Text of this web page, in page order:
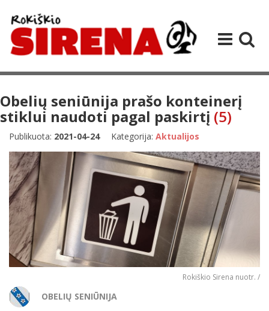
Obelių seniūnija prašo konteinerį
stiklui naudoti pagal paskirtį (5)
Publikuota: 2021-04-24 Kategorija: Aktualijos
Rokiškio Sirena nuotr. /
OBELIŲ SENIŪNIJA